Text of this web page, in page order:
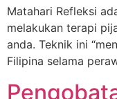
Matahari Refleksi
melakukan terapi
anda. Teknik ini
Filipina selama